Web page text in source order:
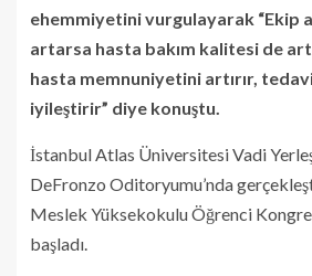
ehemmiyetini vurgulayarak “Ekip
artarsa hasta bakım kalitesi de
hasta memnuniyetini artırır,
iyileştirir” diye konuştu.
İstanbul Atlas Üniversitesi Vadi
DeFronzo Oditoryumu’nda
Meslek Yüksekokulu Öğrenci
başladı.